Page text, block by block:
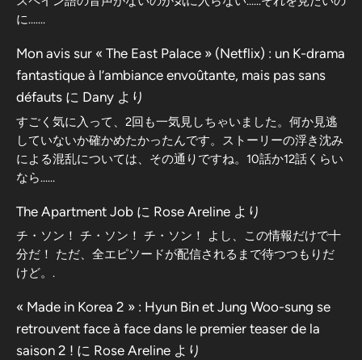
に…….
Mon avis sur « The East Palace » (Netflix) : un K-drama
fantastique à l’ambiance envoûtante, mais pas sans
défauts に Dany より
すごく気に入って、2回も一気見しちゃいました。何か見逃
していないか確かめたかったんです。ストーリーの浮き沈み
による混乱については、その通りですね。10話か12話くらい
なら……
The Apartment Job に Rose Areline より
チ・ソン！ チ・ソン！ チ・ソン！ よし、この情報だけで十
分だ！ ただ、全エピソードが配信されるまで待つつもりだ
けど。.
« Made in Korea 2 » : Hyun Bin et Jung Woo-sung se
retrouvent face à face dans le premier teaser de la
saison 2 ! に Rose Areline より